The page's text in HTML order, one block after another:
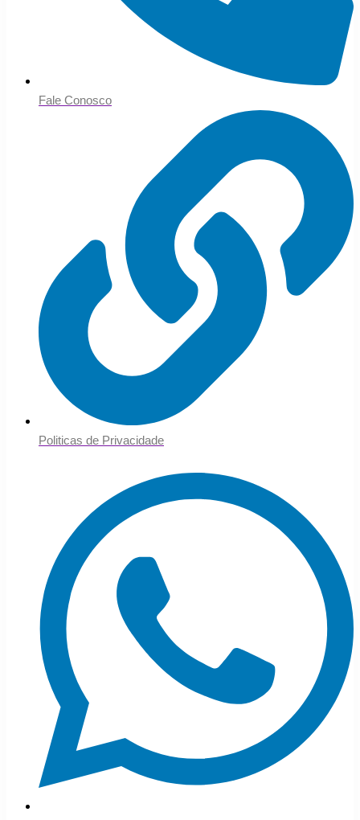
Fale Conosco
Politicas de Privacidade